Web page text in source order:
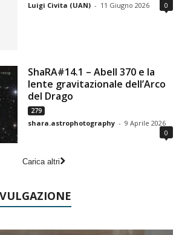
Luigi Civita (UAN) - 11 Giugno 2026 0
ShaRA#14.1 – Abell 370 e la
lente gravitazionale dell’Arco
del Drago
279
shara.astrophotography - 9 Aprile 2026
0
Carica altri